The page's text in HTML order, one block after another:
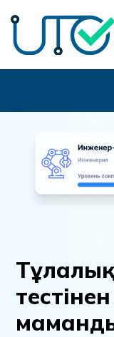
Тұлалы
тестінен
маманд